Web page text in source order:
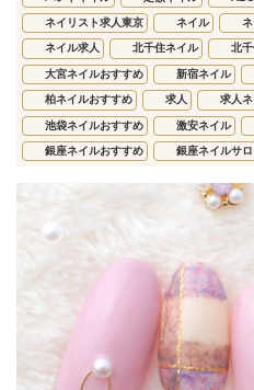
ネイリスト求人東京 ネイル
ネイル求人 北千住ネイル 北
大宮ネイルおすすめ 新宿ネイル
柏ネイルおすすめ 求人 求人
池袋ネイルおすすめ 激安ネイル
銀座ネイルおすすめ 銀座ネイルサ